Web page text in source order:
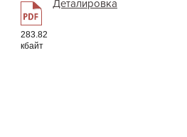
283.82
кбайт
Деталировка